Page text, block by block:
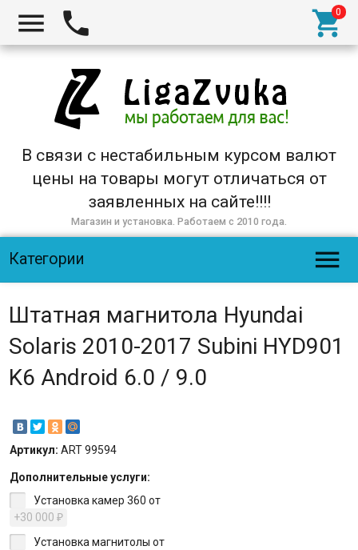
  
В связи с нестабильным курсом валют
цены на товары могут отличаться от
заявленных на сайте!!!!
Магазин и установка. Работаем с 2010 года.
Категории 
Штатная магнитола Hyundai
Solaris 2010-2017 Subini HYD901
K6 Android 6.0 / 9.0
Артикул: ART 99594
Дополнительные услуги:
Установка камер 360 от
+30 000 ₽
Установка магнитолы от